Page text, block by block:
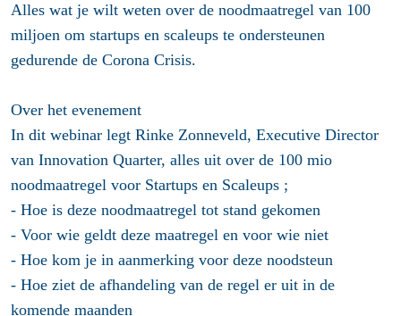
Alles wat je wilt weten over de noodmaatregel van 100
miljoen om startups en scaleups te ondersteunen
gedurende de Corona Crisis.
Over het evenement
In dit webinar legt Rinke Zonneveld, Executive Director
van Innovation Quarter, alles uit over de 100 mio
noodmaatregel voor Startups en Scaleups ;
- Hoe is deze noodmaatregel tot stand gekomen
- Voor wie geldt deze maatregel en voor wie niet
- Hoe kom je in aanmerking voor deze noodsteun
- Hoe ziet de afhandeling van de regel er uit in de
komende maanden